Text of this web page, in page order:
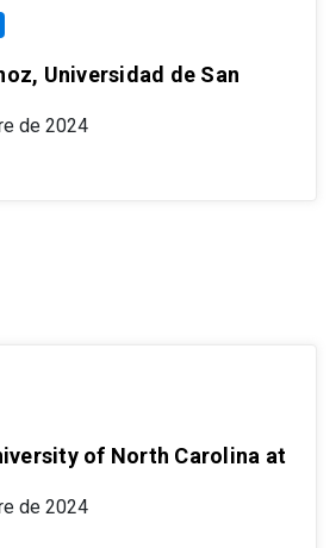
Universidad de San
de 2024
of North Carolina at
de 2024